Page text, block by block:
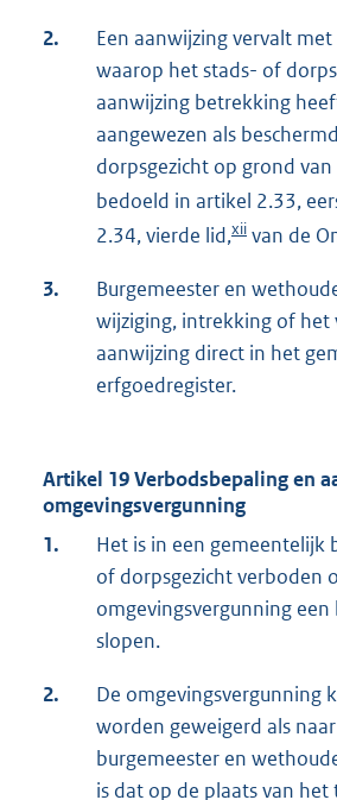
2.
Een aanwijzing vervalt
waarop het stads- of
aanwijzing betrekking
aangewezen als
dorpsgezicht op grond
bedoeld in artikel 2.33,
2.34, vierde lid,xii van de
3.
Burgemeester en
wijziging, intrekking of het
aanwijzing direct in het
erfgoedregister.
Artikel 19 Verbodsbepaling en
omgevingsvergunning
1.
Het is in een gemeentelijk
of dorpsgezicht verboden
omgevingsvergunning
slopen.
2.
De omgevingsvergunning
worden geweigerd als
burgemeester en
is dat op de plaats van het